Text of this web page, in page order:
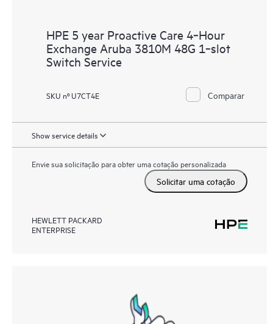
HPE 5 year Proactive Care 4‑Hour
Exchange Aruba 3810M 48G 1‑slot
Switch Service
SKU nº U7CT4E Comparar
Show service details
Envie sua solicitação para obter uma cotação personalizada
Solicitar uma cotação
HEWLETT PACKARD
ENTERPRISE